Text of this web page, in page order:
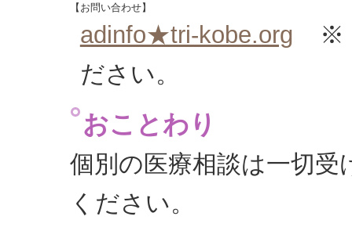
【お問い合わせ】
adinfo★tri-kobe.org
※
ださい。
おことわり
個別の医療相談は一切
ください。